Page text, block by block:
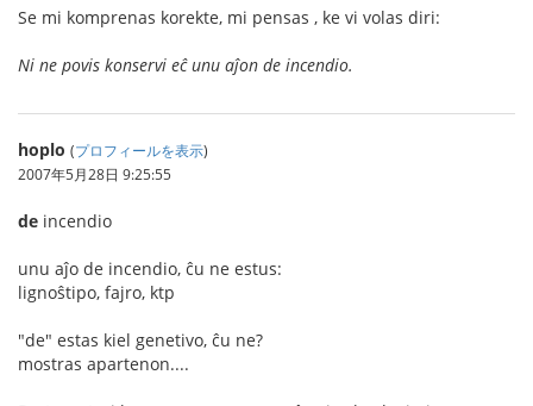
Se mi komprenas korekte, mi pensas , ke vi volas diri:
Ni ne povis konservi eĉ unu aĵon de incendio.
hoplo (プロフィールを表示)
2007年5月28日 9:25:55
de incendio
unu aĵo de incendio, ĉu ne estus:
lignoŝtipo, fajro, ktp
"de" estas kiel genetivo, ĉu ne?
mostras apartenon....